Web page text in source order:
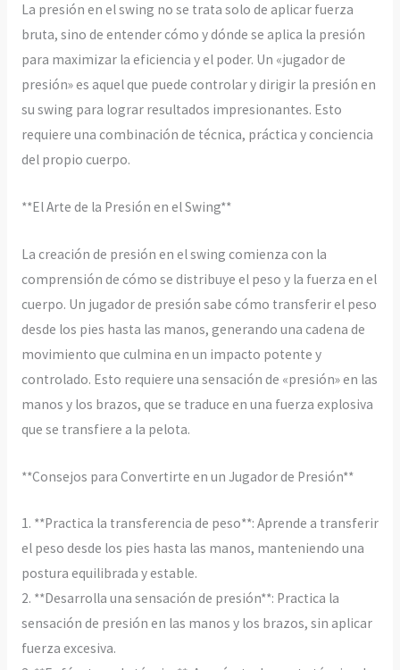
La presión en el swing no se trata solo de aplicar fuerza
bruta, sino de entender cómo y dónde se aplica la presión
para maximizar la eficiencia y el poder. Un «jugador de
presión» es aquel que puede controlar y dirigir la presión en
su swing para lograr resultados impresionantes. Esto
requiere una combinación de técnica, práctica y conciencia
del propio cuerpo.
**El Arte de la Presión en el Swing**
La creación de presión en el swing comienza con la
comprensión de cómo se distribuye el peso y la fuerza en el
cuerpo. Un jugador de presión sabe cómo transferir el peso
desde los pies hasta las manos, generando una cadena de
movimiento que culmina en un impacto potente y
controlado. Esto requiere una sensación de «presión» en las
manos y los brazos, que se traduce en una fuerza explosiva
que se transfiere a la pelota.
**Consejos para Convertirte en un Jugador de Presión**
1. **Practica la transferencia de peso**: Aprende a transferir
el peso desde los pies hasta las manos, manteniendo una
postura equilibrada y estable.
2. **Desarrolla una sensación de presión**: Practica la
sensación de presión en las manos y los brazos, sin aplicar
fuerza excesiva.